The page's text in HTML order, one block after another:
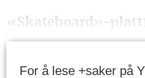
«Skateboard»-
For å lese +saker på